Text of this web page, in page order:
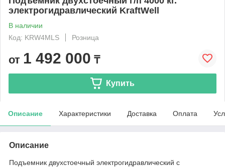
электрогидравлический KraftWell
В наличии
Код: KRW4MLS
Розница
от 1 492 000 ₸
Купить
Описание Характеристики Доставка Оплата
Описание
Подъемник двухстоечный электрогидравлический с